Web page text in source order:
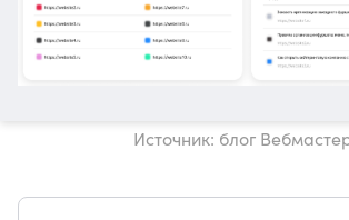
Источник: блог